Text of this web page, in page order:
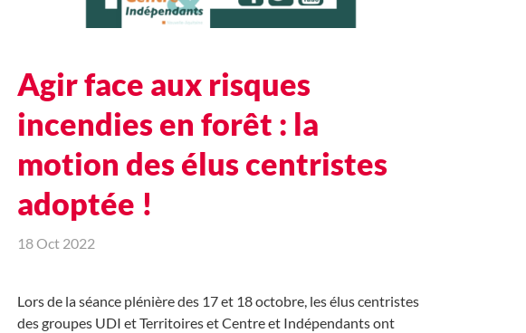
Agir face aux risques
incendies en forêt : la
motion des élus centristes
adoptée !
18 Oct 2022
Lors de la séance plénière des 17 et 18 octobre, les élus centristes
des groupes UDI et Territoires et Centre et Indépendants ont